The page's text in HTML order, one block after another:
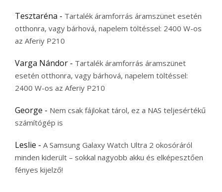
Tesztaréna - Tartalék áramforrás áramszünet esetén
otthonra, vagy bárhová, napelem töltéssel: 2400 W-os
az Aferiy P210
Varga Nándor - Tartalék áramforrás áramszünet
esetén otthonra, vagy bárhová, napelem töltéssel:
2400 W-os az Aferiy P210
George - Nem csak fájlokat tárol, ez a NAS teljesértékű
számítógép is
Leslie - A Samsung Galaxy Watch Ultra 2 okosóráról
minden kiderült – sokkal nagyobb akku és elképesztően
fényes kijelző!